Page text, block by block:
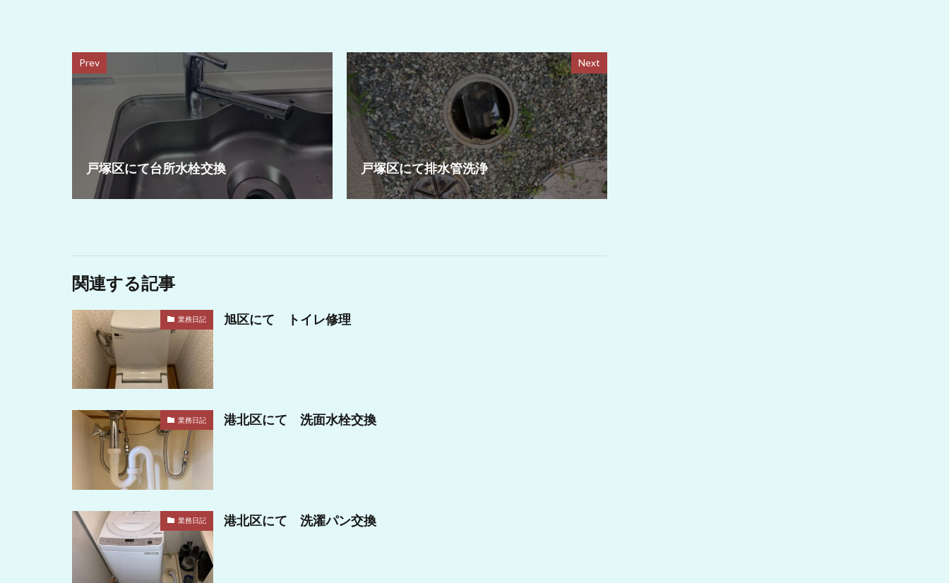
Prev
戸塚区にて台所水栓交換
Next
戸塚区にて排水管洗浄
関連する記事
業務日記 旭区にて トイレ修理
業務日記 港北区にて 洗面水栓交換
業務日記 港北区にて 洗濯パン交換